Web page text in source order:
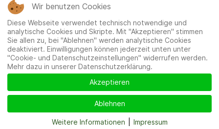
Mitglieder|Impressum|Datenschutzerklärung|Cookie-
und Datenschutzeinstellungen
Wir benutzen Cookies
Diese Webseite verwendet technisch notwendige und
analytische Cookies und Skripte. Mit "Akzeptieren" stimmen
Sie allen zu, bei "Ablehnen" werden analytische Cookies
deaktiviert. Einwilligungen können jederzeit unten unter
"Cookie- und Datenschutzeinstellungen" widerrufen werden.
Mehr dazu in unserer Datenschutzerklärung.
Akzeptieren
Ablehnen
Weitere Informationen Impressum